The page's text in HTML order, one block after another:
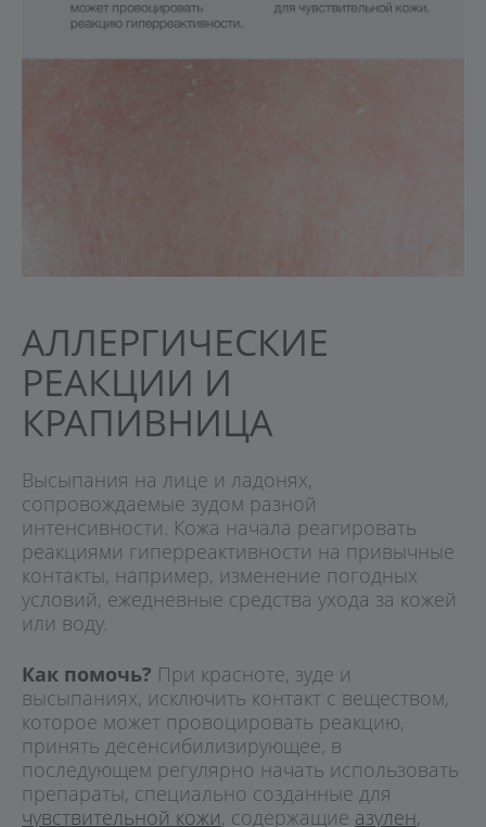
АЛЛЕРГИЧЕСКИЕ
РЕАКЦИИ И
КРАПИВНИЦА
Высыпания на лице и ладонях,
сопровождаемые зудом разной
интенсивности. Кожа начала реагировать
реакциями гиперреактивности на привычные
контакты, например, изменение погодных
условий, ежедневные средства ухода за кожей
или воду.
Как помочь? При красноте, зуде и
высыпаниях, исключить контакт с веществом,
которое может провоцировать реакцию,
принять десенсибилизирующее, в
последующем регулярно начать использовать
препараты, специально созданные для
чувствительной кожи, содержащие азулен,